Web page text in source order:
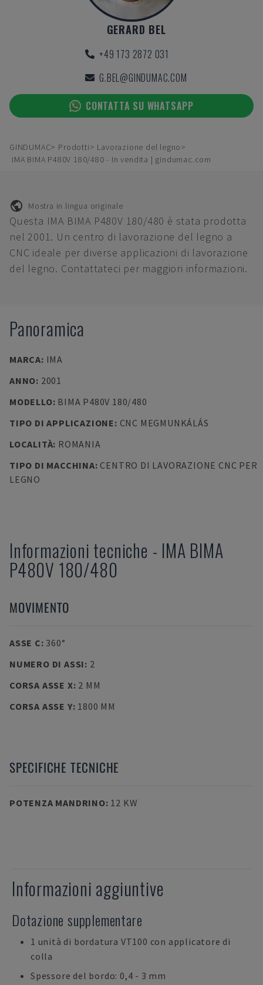
GERARD BEL
+49 173 2872 031
G.BEL@GINDUMAC.COM
CONTATTA SU WHATSAPP
GINDUMAC Prodotti
Lavorazione del legno
IMA BIMA P480V 180/480 - In vendita | gindumac.com
Mostra in lingua originale
Questa IMA BIMA P480V 180/480 è stata prodotta
nel 2001. Un centro di lavorazione del legno a
CNC ideale per diverse applicazioni di lavorazione
del legno. Contattateci per maggiori informazioni.
Panoramica
MARCA: IMA
ANNO: 2001
MODELLO: BIMA P480V 180/480
TIPO DI APPLICAZIONE: CNC MEGMUNKÁLÁS
LOCALITÀ: ROMANIA
TIPO DI MACCHINA: CENTRO DI LAVORAZIONE CNC PER
LEGNO
Informazioni tecniche - IMA BIMA
P480V 180/480
MOVIMENTO
ASSE C: 360°
NUMERO DI ASSI: 2
CORSA ASSE X: 2 MM
CORSA ASSE Y: 1800 MM
SPECIFICHE TECNICHE
POTENZA MANDRINO: 12 KW
Informazioni aggiuntive
Dotazione supplementare
1 unità di bordatura VT100 con applicatore di
colla
Spessore del bordo: 0,4 - 3 mm